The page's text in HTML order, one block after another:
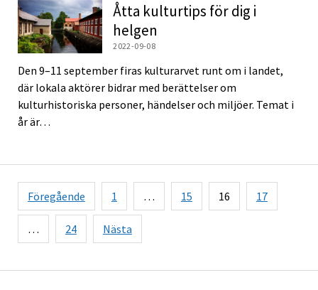
Åtta kulturtips för dig i
helgen
2022-09-08
Den 9–11 september firas kulturarvet runt om i landet,
där lokala aktörer bidrar med berättelser om
kulturhistoriska personer, händelser och miljöer. Temat i
år är…
Sidnumrering
för
Föregående 1 … 15 16 17
… 24 Nästa